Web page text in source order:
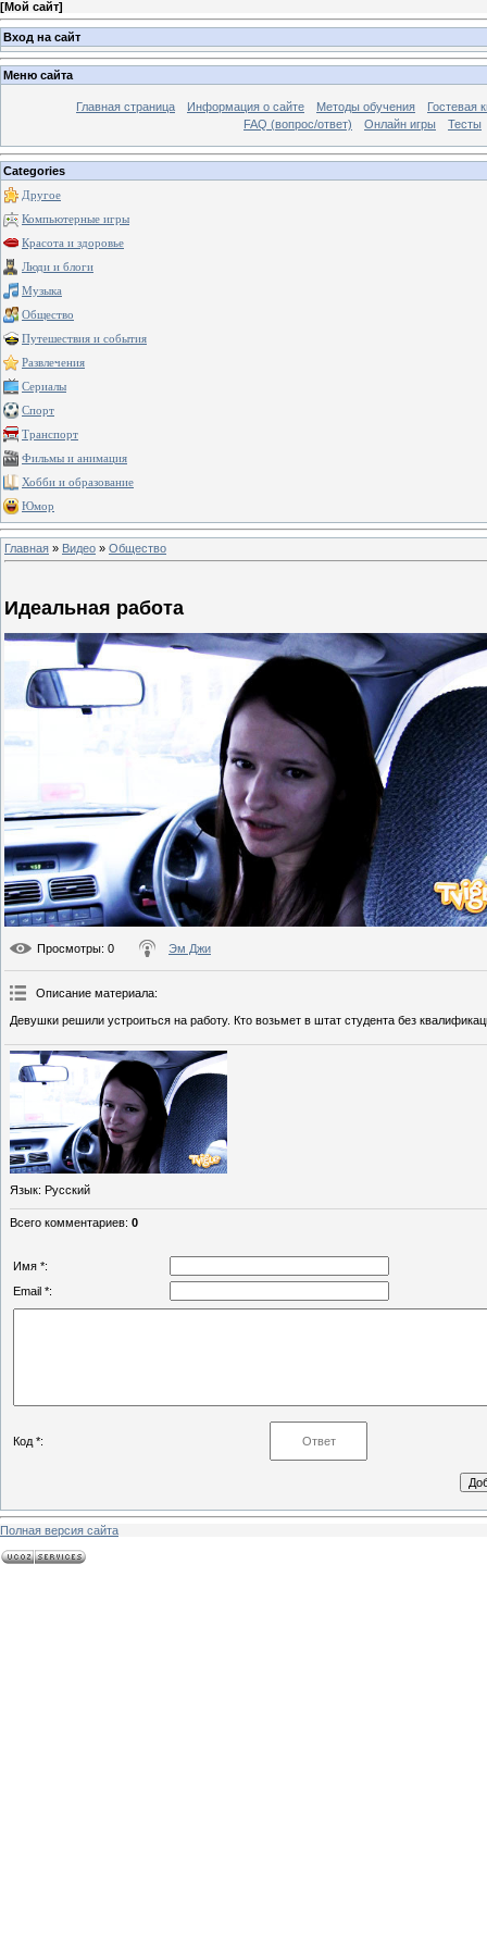
[Мой сайт]
Вход на сайт
Меню сайта
Главная страница Информация о сайте Методы обучения
Гостевая
FAQ (вопрос/ответ)
Онлайн игры Тесты
Categories
Другое
Компьютерные игры
Красота и здоровье
Люди и блоги
Музыка
Общество
Путешествия и события
Развлечения
Сериалы
Спорт
Транспорт
Фильмы и анимация
Хобби и образование
Юмор
Главная » Видео » Общество
Идеальная работа
Просмотры: 0 Эм Джи
Описание материала:
Девушки решили устроиться на работу. Кто возьмет в штат студента без
Язык: Русский
Всего комментариев: 0
Имя *:
Email *:
Код *:
Полная версия сайта